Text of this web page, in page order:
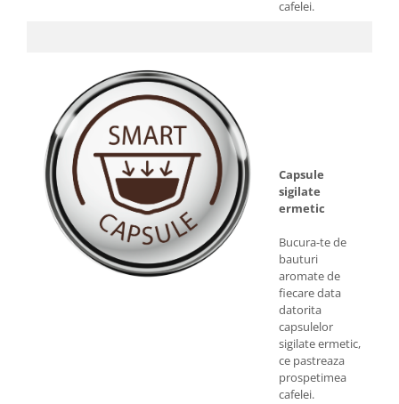
cafelei.
Capsule
sigilate
ermetic
Bucura-te de
bauturi
aromate de
fiecare data
datorita
capsulelor
sigilate ermetic,
ce pastreaza
prospetimea
cafelei.